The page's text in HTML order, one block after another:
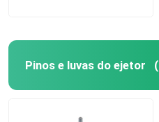
Pinos e luvas do ejetor